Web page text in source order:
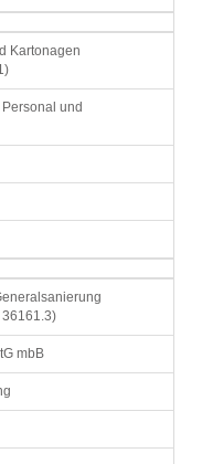
Kartonagen
und
36161.3)
mbB